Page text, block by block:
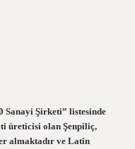
Sanayi Şirketi” listesinde
üreticisi olan Şenpiliç,
almaktadır ve Latin